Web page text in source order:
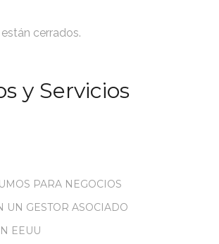
cerrados.
y Servicios
PARA NEGOCIOS
UN GESTOR ASOCIADO
EEUU